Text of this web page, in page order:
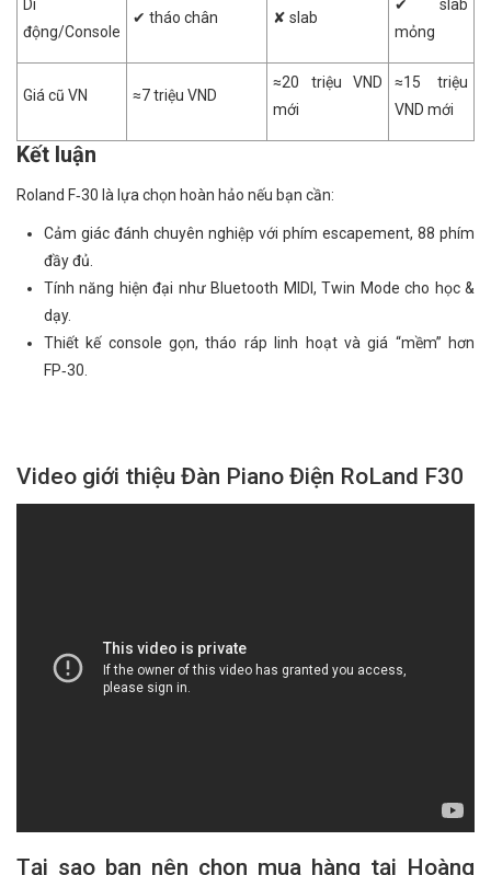
Di
động/Console
✔ tháo chân ✘ slab
✔ slab
mỏng
Giá cũ VN ≈7 triệu VND
≈20 triệu VND
mới
≈15 triệu
VND mới
Kết luận
Roland F‑30 là lựa chọn hoàn hảo nếu bạn cần:
Cảm giác đánh chuyên nghiệp với phím escapement, 88 phím
đầy đủ.
Tính năng hiện đại như Bluetooth MIDI, Twin Mode cho học &
dạy.
Thiết kế console gọn, tháo ráp linh hoạt và giá “mềm” hơn
FP‑30.
Video giới thiệu Đàn Piano Điện RoLand F30
Tại sao bạn nên chọn mua hàng tại Hoàng